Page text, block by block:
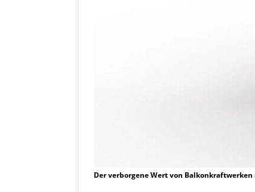
Der verborgene Wert von